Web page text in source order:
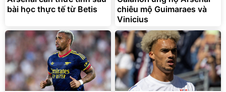
bài học thực tế từ Betis
chiêu mộ Guimaraes và
Vinicius